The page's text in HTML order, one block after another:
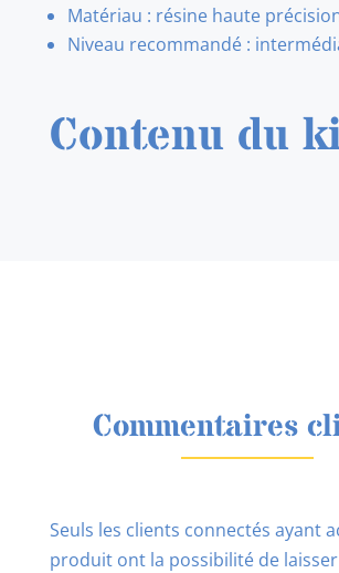
Matériau : résine haute
Niveau recommandé :
Contenu du
Commentaires
Seuls les clients connectés ayant
produit ont la possibilité de